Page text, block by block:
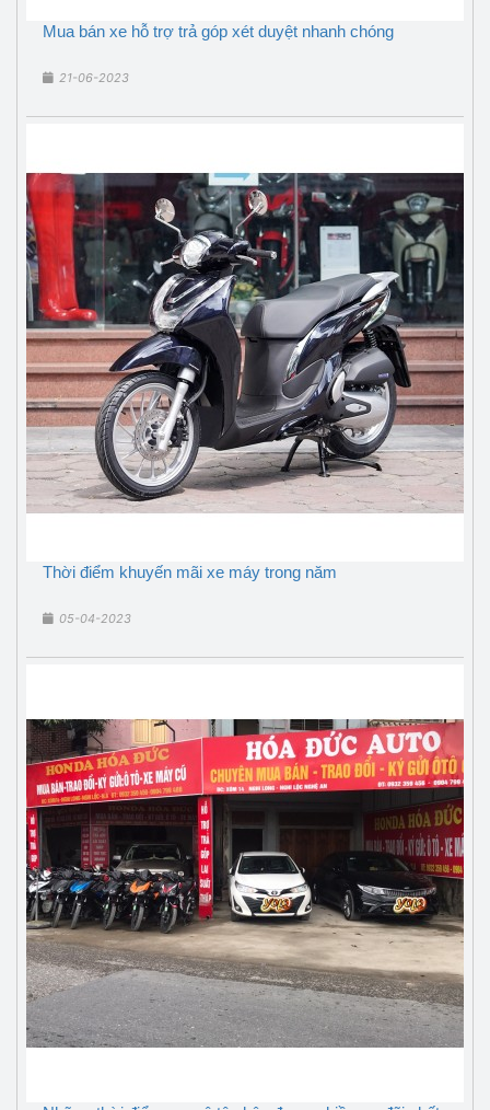
Mua bán xe hỗ trợ trả góp xét duyệt nhanh chóng
21-06-2023
Thời điểm khuyến mãi xe máy trong năm
05-04-2023